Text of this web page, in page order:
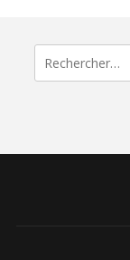
Rechercher :